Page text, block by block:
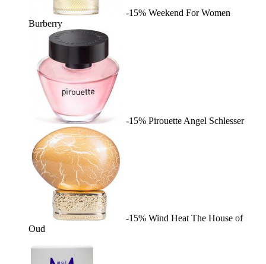
-15% Weekend For Women
Burberry
-15% Pirouette Angel Schlesser
-15% Wind Heat The House of
Oud